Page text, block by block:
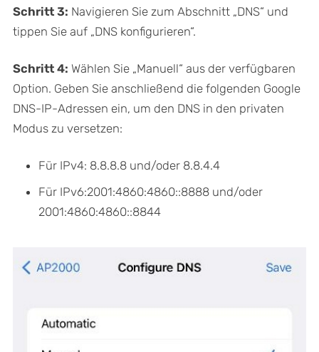
Schritt 3: Navigieren Sie zum Abschnitt „DNS“ und
tippen Sie auf „DNS konfigurieren“.
Schritt 4: Wählen Sie „Manuell“ aus der verfügbaren
Option. Geben Sie anschließend die folgenden Google
DNS-IP-Adressen ein, um den DNS in den privaten
Modus zu versetzen:
Für IPv4: 8.8.8.8 und/oder 8.8.4.4
Für IPv6:2001:4860:4860::8888 und/oder
2001:4860:4860::8844